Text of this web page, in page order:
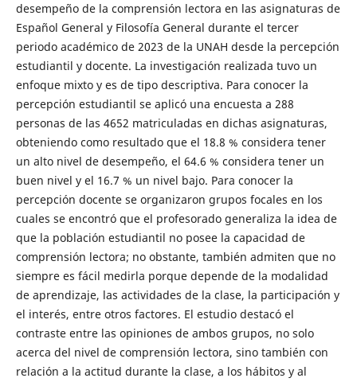
desempeño de la comprensión lectora en las asignaturas de
Español General y Filosofía General durante el tercer
periodo académico de 2023 de la UNAH desde la percepción
estudiantil y docente. La investigación realizada tuvo un
enfoque mixto y es de tipo descriptiva. Para conocer la
percepción estudiantil se aplicó una encuesta a 288
personas de las 4652 matriculadas en dichas asignaturas,
obteniendo como resultado que el 18.8 % considera tener
un alto nivel de desempeño, el 64.6 % considera tener un
buen nivel y el 16.7 % un nivel bajo. Para conocer la
percepción docente se organizaron grupos focales en los
cuales se encontró que el profesorado generaliza la idea de
que la población estudiantil no posee la capacidad de
comprensión lectora; no obstante, también admiten que no
siempre es fácil medirla porque depende de la modalidad
de aprendizaje, las actividades de la clase, la participación y
el interés, entre otros factores. El estudio destacó el
contraste entre las opiniones de ambos grupos, no solo
acerca del nivel de comprensión lectora, sino también con
relación a la actitud durante la clase, a los hábitos y al